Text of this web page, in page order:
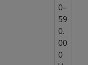
0–
59
0.
00
0